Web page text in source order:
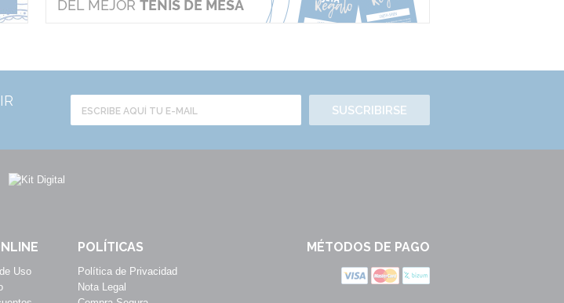
SUSCRIBIRSE
Uso
POLÍTICAS
Política de Privacidad
Nota Legal
MÉTODOS DE PAGO